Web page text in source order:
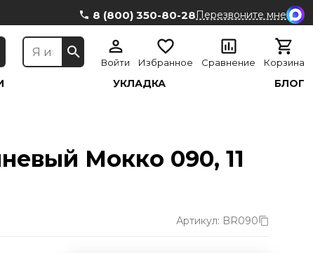
8 (800) 350-80-28Перезвоните мне
Войти Избранное Сравнение Корзина
УКЛАДКА БЛОГ
Мокко 090, 11
Артикул: BR090